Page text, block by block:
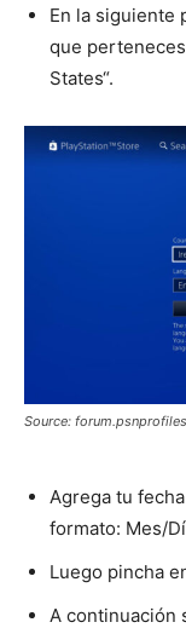
En la siguiente
que
States“.
Source:
Agrega tu
formato: Mes/
Luego pincha
A continuación